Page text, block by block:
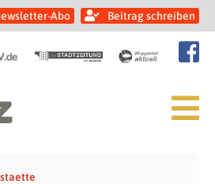
Abo Beitrag schreiben